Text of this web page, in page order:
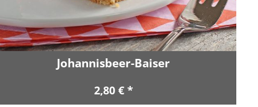
Johannisbeer-Baiser
2,80 € *